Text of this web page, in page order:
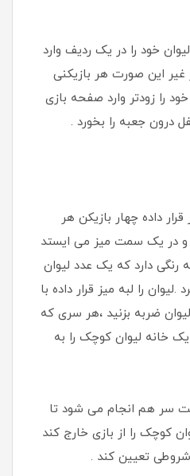
خود را در یک ردیف وارد
غیر این صورت هر بازیکنی
را زودتر وارد صفحه بازی
درون جعبه را بخورد .
داده چهار بازیکن هر
و در یک سمت میز می ایستد
دارد که یک عدد لیوان
را لبه میز قرار داده با
ضربه بزنید ،هر سری که
خانه لیوان کوچک را به
سر هم انجام می شود تا
کوچک را از بازی خارج کند
شروطی تعیین کند .